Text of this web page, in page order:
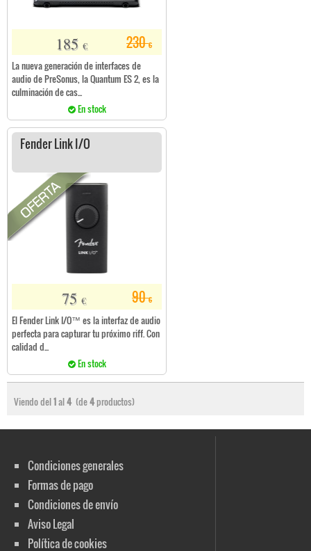
230€
185 €
La nueva generación de interfaces de
audio de PreSonus, la Quantum ES 2, es la
culminación de cas...
En stock
Fender Link I/O
90€
75 €
El Fender Link I/O™ es la interfaz de audio
perfecta para capturar tu próximo riff. Con
calidad d...
En stock
Viendo del1al4 (de4productos)
Condiciones generales
Formas de pago
Condiciones de envío
Aviso Legal
Política de cookies